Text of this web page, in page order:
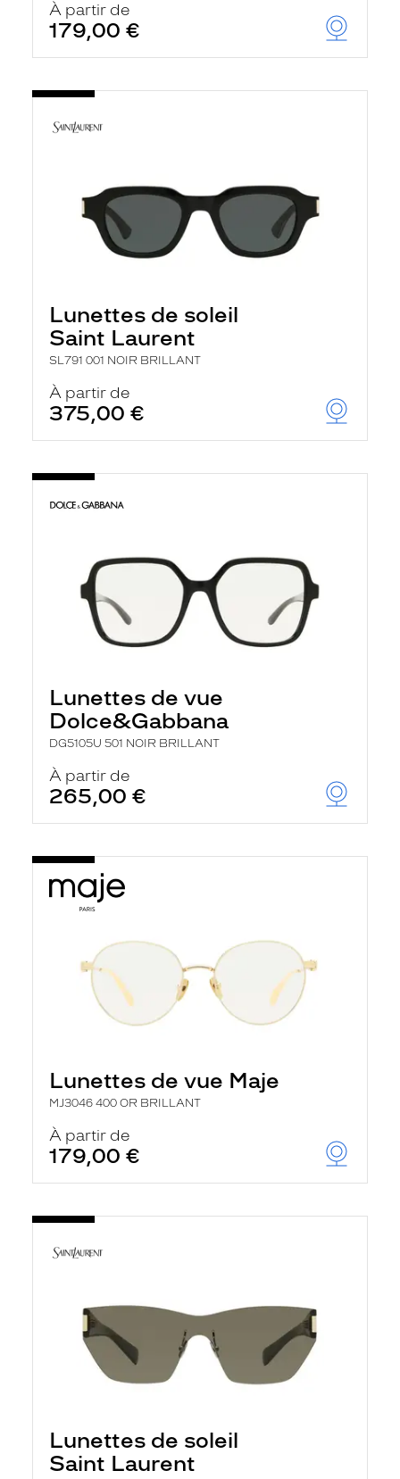
À partir de
179,00 €
Lunettes de soleil
Saint Laurent
SL791 001 NOIR BRILLANT
À partir de
375,00 €
Lunettes de vue
Dolce&Gabbana
DG5105U 501 NOIR BRILLANT
À partir de
265,00 €
Lunettes de vue Maje
MJ3046 400 OR BRILLANT
À partir de
179,00 €
Lunettes de soleil
Saint Laurent